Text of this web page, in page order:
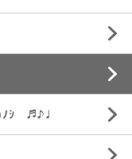
ﾉｼ ♬♪♩